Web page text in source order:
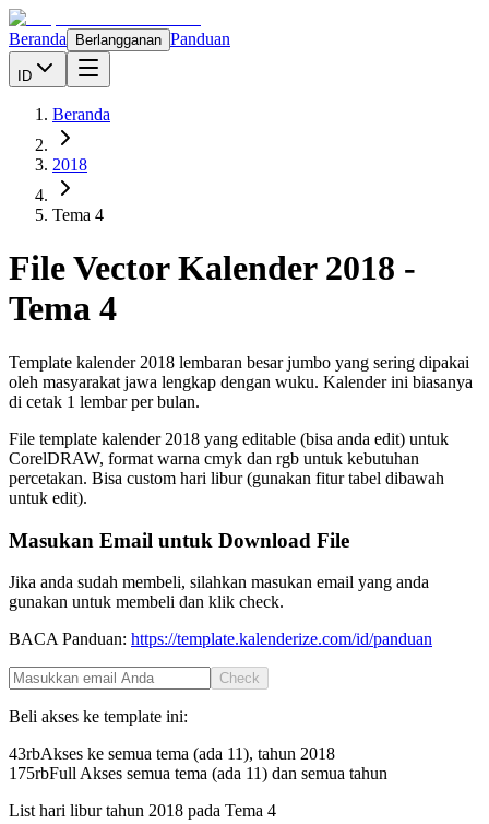
Beranda Berlangganan Panduan
ID
Beranda
2018
Tema 4
File Vector Kalender 2018 -
Tema 4
Template kalender 2018 lembaran besar jumbo yang sering dipakai
oleh masyarakat jawa lengkap dengan wuku. Kalender ini biasanya
di cetak 1 lembar per bulan.
File template kalender 2018 yang editable (bisa anda edit) untuk
CorelDRAW, format warna cmyk dan rgb untuk kebutuhan
percetakan. Bisa custom hari libur (gunakan fitur tabel dibawah
untuk edit).
Masukan Email untuk Download File
Jika anda sudah membeli, silahkan masukan email yang anda
gunakan untuk membeli dan klik check.
BACA Panduan: https://template.kalenderize.com/id/panduan
Check
Beli akses ke template ini:
43rbAkses ke semua tema (ada 11), tahun 2018
175rbFull Akses semua tema (ada 11) dan semua tahun
List hari libur tahun 2018 pada Tema 4